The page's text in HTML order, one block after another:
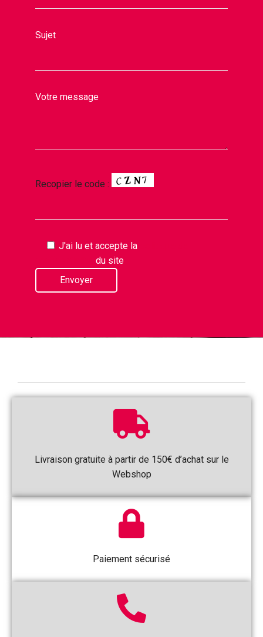
Sujet
Votre message
Recopier le code :
J'ai lu et accepte la
du site
Livraison gratuite à partir de 150€ d’achat sur le
Webshop
Paiement sécurisé